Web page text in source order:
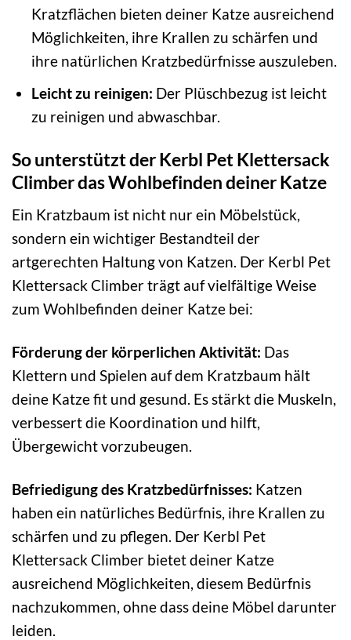
Kratzflächen bieten deiner Katze ausreichend
Möglichkeiten, ihre Krallen zu schärfen und
ihre natürlichen Kratzbedürfnisse auszuleben.
Leicht zu reinigen: Der Plüschbezug ist leicht
zu reinigen und abwaschbar.
So unterstützt der Kerbl Pet Klettersack
Climber das Wohlbefinden deiner Katze
Ein Kratzbaum ist nicht nur ein Möbelstück,
sondern ein wichtiger Bestandteil der
artgerechten Haltung von Katzen. Der Kerbl Pet
Klettersack Climber trägt auf vielfältige Weise
zum Wohlbefinden deiner Katze bei:
Förderung der körperlichen Aktivität: Das
Klettern und Spielen auf dem Kratzbaum hält
deine Katze fit und gesund. Es stärkt die Muskeln,
verbessert die Koordination und hilft,
Übergewicht vorzubeugen.
Befriedigung des Kratzbedürfnisses: Katzen
haben ein natürliches Bedürfnis, ihre Krallen zu
schärfen und zu pflegen. Der Kerbl Pet
Klettersack Climber bietet deiner Katze
ausreichend Möglichkeiten, diesem Bedürfnis
nachzukommen, ohne dass deine Möbel darunter
leiden.